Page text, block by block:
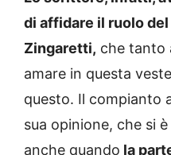
di affidare il ruolo
Zingaretti, che tanto
amare in questa
questo. Il compianto
sua opinione, che si
anche quando la